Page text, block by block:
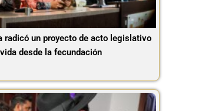
radicó un proyecto de acto legislativo
desde la fecundación